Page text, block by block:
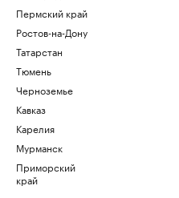
Пермский край
Ростов-на-Дону
Татарстан
Тюмень
Черноземье
Кавказ
Карелия
Мурманск
Приморский
край